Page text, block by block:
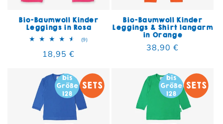
Bio-Baumwoll Kinder
Leggings in Rosa
(9)9 Bewertungen insgesamt
Normaler Preis
18,95 €
Bio-Baumwoll Kinder
Leggings & Shirt langarm
in Orange
Normaler Preis
38,90 €